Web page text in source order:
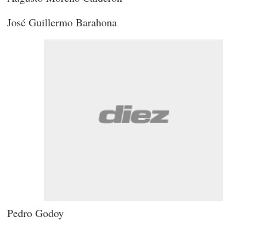
José Guillermo Barahona
Pedro Godoy